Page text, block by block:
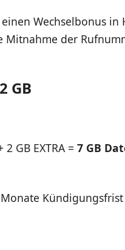
Wechselbonus in
Mitnahme der
GB
GB EXTRA = 7 GB